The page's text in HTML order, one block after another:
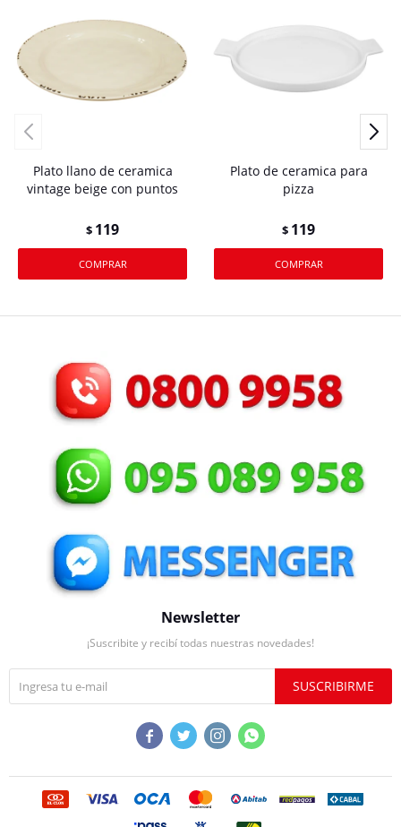
Plato llano de ceramica
vintage beige con puntos
$ 119
Plato de ceramica para
pizza
$ 119
Newsletter
¡Suscribite y recibí todas nuestras novedades!
SUSCRIBIRME
   